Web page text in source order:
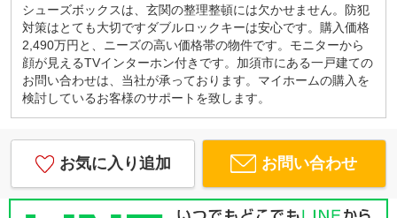
シューズボックスは、玄関の整理整頓には欠かせません。防犯
対策はとても大切ですダブルロックキーは安心です。購入価格
2,490万円と、ニーズの高い価格帯の物件です。モニターから
顔が見えるTVインターホン付きです。加須市にある一戸建ての
お問い合わせは、当社が承っております。マイホームの購入を
検討しているお客様のサポートを致します。
お気に入り追加 お問い合わせ